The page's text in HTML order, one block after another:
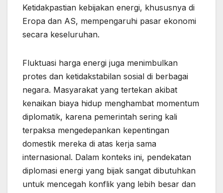
Ketidakpastian kebijakan energi, khususnya di
Eropa dan AS, mempengaruhi pasar ekonomi
secara keseluruhan.
Fluktuasi harga energi juga menimbulkan
protes dan ketidakstabilan sosial di berbagai
negara. Masyarakat yang tertekan akibat
kenaikan biaya hidup menghambat momentum
diplomatik, karena pemerintah sering kali
terpaksa mengedepankan kepentingan
domestik mereka di atas kerja sama
internasional. Dalam konteks ini, pendekatan
diplomasi energi yang bijak sangat dibutuhkan
untuk mencegah konflik yang lebih besar dan